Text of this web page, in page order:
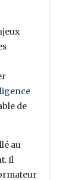
de
au
Il